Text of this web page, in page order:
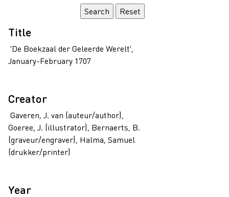
Title
'De Boekzaal der Geleerde Werelt',
January-February 1707
Creator
Gaveren, J. van (auteur/author),
Goeree, J. (illustrator), Bernaerts, B.
(graveur/engraver), Halma, Samuel
(drukker/printer)
Year